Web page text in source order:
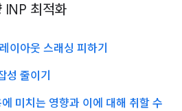
INP 최적화
이아웃 스래싱 피하기
성 줄이기
미치는 영향과 이에 대해 취할 수